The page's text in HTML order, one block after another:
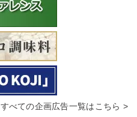
すべての企画広告一覧はこちら >